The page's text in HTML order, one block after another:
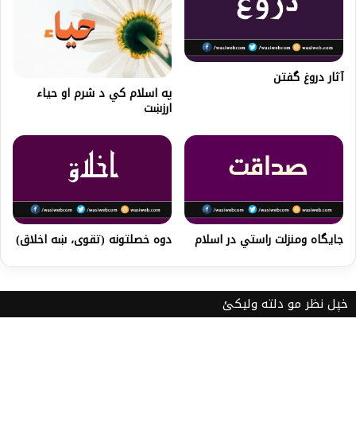
آثار دروغ گفتن
په اسلام کي د شرم او حياء
ارزښت
جايگاه ومنزلت راستي در اسلام دوه خصلتونه (تقوی، ښه اخلاق)
خپل نظر مو دلته ولیکئ